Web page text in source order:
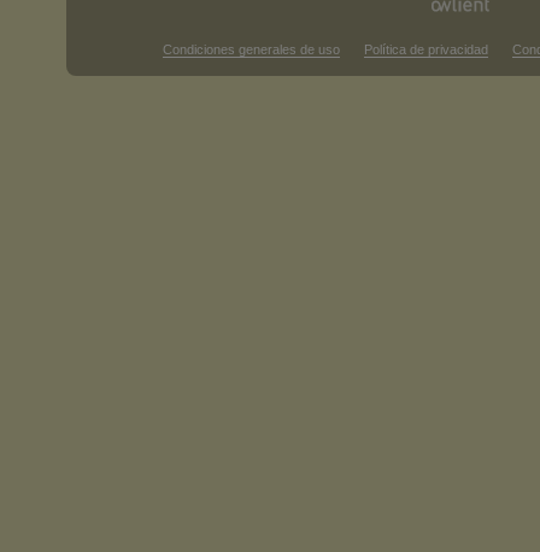
Condiciones generales de uso Política de privacidad